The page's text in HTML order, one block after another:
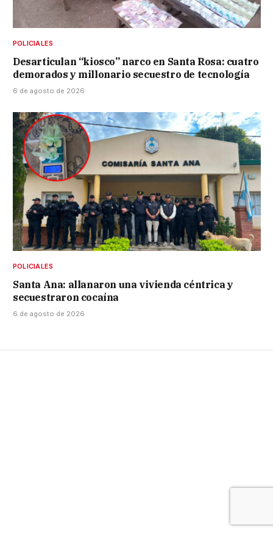
POLICIALES
Desarticulan “kiosco” narco en Santa Rosa: cuatro
demorados y millonario secuestro de tecnología
6 de agosto de 2026
POLICIALES
Santa Ana: allanaron una vivienda céntrica y
secuestraron cocaína
6 de agosto de 2026